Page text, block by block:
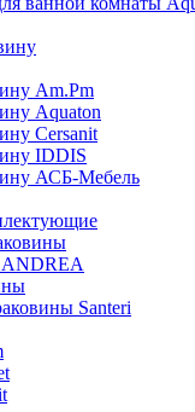
Am.Pm
Aquaton
Cersanit
IDDIS
АСБ-Мебель
Santeri